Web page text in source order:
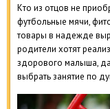
Кто из отцов не
футбольные мячи,
товары в надежде
родители хотят
здорового малыша,
выбрать занятие по